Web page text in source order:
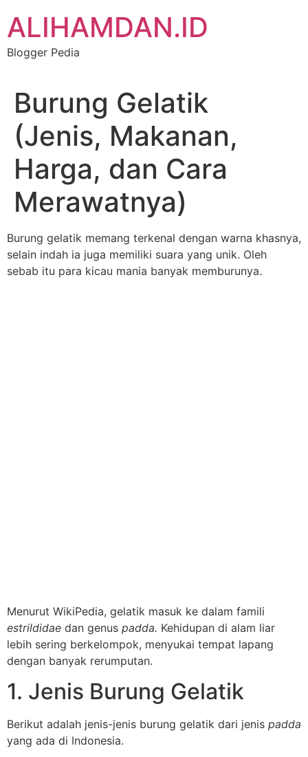
content
ALIHAMDAN.ID
Blogger Pedia
Burung Gelatik
(Jenis, Makanan,
Harga, dan Cara
Merawatnya)
Burung gelatik memang terkenal dengan warna khasnya,
selain indah ia juga memiliki suara yang unik. Oleh
sebab itu para kicau mania banyak memburunya.
Menurut WikiPedia, gelatik masuk ke dalam famili
estrildidae dan genus padda. Kehidupan di alam liar
lebih sering berkelompok, menyukai tempat lapang
dengan banyak rerumputan.
1. Jenis Burung Gelatik
Berikut adalah jenis-jenis burung gelatik dari jenis padda
yang ada di Indonesia.